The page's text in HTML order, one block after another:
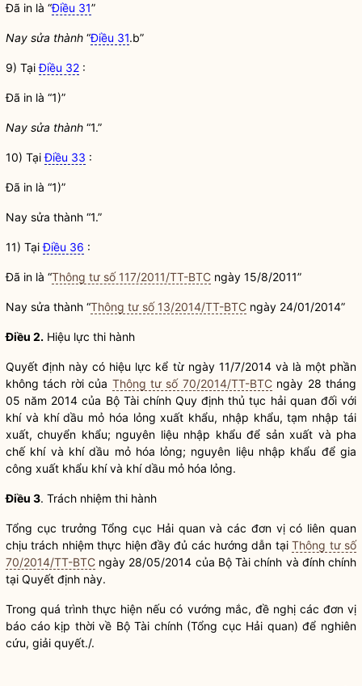
Đã in là “Điều 31”
Nay sửa thành “Điều 31.b”
9) TạiĐiều 32 :
Đã in là “1)”
Nay sửa thành “1.”
10) TạiĐiều 33 :
Đã in là “1)”
Nay sửa thành “1.”
11) TạiĐiều 36 :
Đã in là “Thông tư số 117/2011/TT-BTC ngày 15/8/2011”
Nay sửa thành “Thông tư số 13/2014/TT-BTC ngày 24/01/2014”
Điều 2. Hiệu lực thi hành
Quyết định này có hiệu lực kể từ ngày 11/7/2014 và là một phần
không tách rời của Thông tư số 70/2014/TT-BTCngày 28 tháng
05 năm 2014 của Bộ Tài chính Quy định thủ tục hải quanđối với
khí và khí dầu mỏ hóa lỏng xuất khẩu, nhập khẩu, tạm nhập tái
xuất, chuyển khẩu; nguyên liệu nhập khẩu để sản xuất và pha
chế khí và khí dầu mỏ hóa lỏng; nguyên liệu nhập khẩu để gia
công xuất khẩu khí và khí dầu mỏ hóa lỏng.
Điều 3. Trách nhiệm thi hành
Tổng cục trưởng Tổng cục Hải quanvà các đơn vị có liên quan
chịu trách nhiệm thực hiện đầy đủ các hướng dẫn tạiThông tư số
70/2014/TT-BTC ngày 28/05/2014 của Bộ Tài chính và đính chính
tại Quyết định này.
Trong quá trình thực hiện nếu có vướng mắc, đề nghị các đơn vị
báo cáo kịp thời về Bộ Tài chính (Tổng cục Hải quan) để nghiên
cứu, giải quyết./.